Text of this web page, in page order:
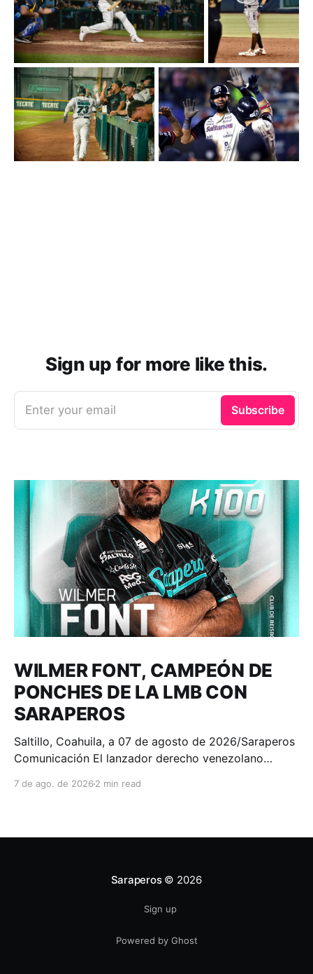
Sign up for more like this.
Enter your email Subscribe
WILMER FONT, CAMPEÓN DE
PONCHES DE LA LMB CON
SARAPEROS
Saltillo, Coahuila, a 07 de agosto de 2026/Saraperos
Comunicación El lanzador derecho venezolano
ponches de la Liga Mexicana de Beisbol Banorte, al
7 de ago. de 2026 2 min read
Saraperos© 2026
Sign up
Powered by Ghost